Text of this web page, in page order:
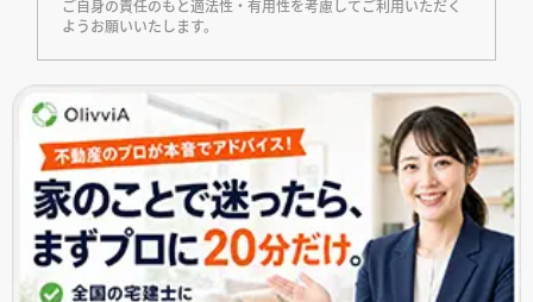
ご自身の責任のもと適法性・有用性を考慮してご利用いただく
ようお願いいたします。